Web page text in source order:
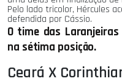
Pelo lado tricolor, Hércules
defendida por Cássio.
O time das
na sétima posição.
Ceará X